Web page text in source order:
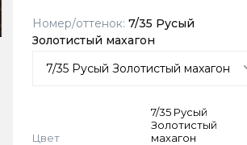
Номер/оттенок: 7/35 Русый
Золотистый махагон
Цвет
7/35 Русый
Золотистый
махагон